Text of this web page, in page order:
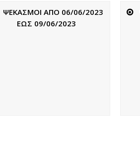
ΨΕΚΑΣΜΟΙ ΑΠΟ 06/06/2023
ΕΩΣ 09/06/2023